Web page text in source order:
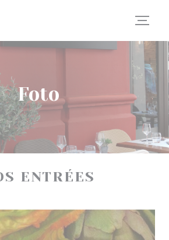
tue scelte sui cookie
Foto
ENTRÉES